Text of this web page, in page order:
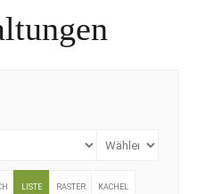
LISTE RASTER KACHEL